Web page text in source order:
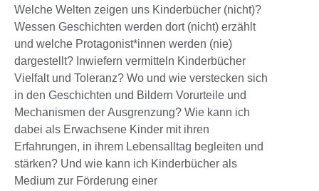
Welche Welten zeigen uns Kinderbücher (nicht)?
Wessen Geschichten werden dort (nicht) erzählt
und welche Protagonist*innen werden (nie)
dargestellt? Inwiefern vermitteln Kinderbücher
Vielfalt und Toleranz? Wo und wie verstecken sich
in den Geschichten und Bildern Vorurteile und
Mechanismen der Ausgrenzung? Wie kann ich
dabei als Erwachsene Kinder mit ihren
Erfahrungen, in ihrem Lebensalltag begleiten und
stärken? Und wie kann ich Kinderbücher als
Medium zur Förderung einer